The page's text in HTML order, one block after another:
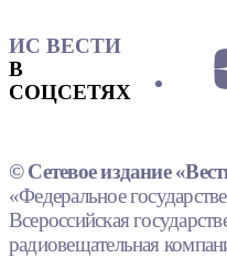
ИС ВЕСТИ
В
СОЦСЕТЯХ
© Сетевое издание
«Федеральное
Всероссийская
радиовещательная